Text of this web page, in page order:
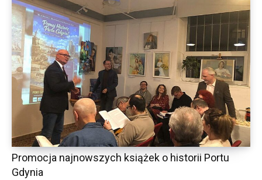
Promocja najnowszych książek o historii Portu
Gdynia